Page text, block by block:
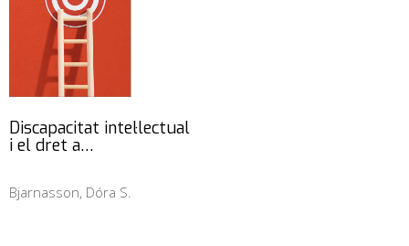
Discapacitat intel·lectual
i el dret a…
Bjarnasson, Dóra S.